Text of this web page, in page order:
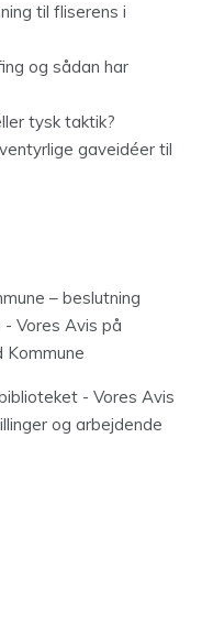
til fliserens i
og sådan har
tysk taktik?
gaveidéer til
– beslutning
Vores Avis på
Kommune
- Vores Avis
og arbejdende